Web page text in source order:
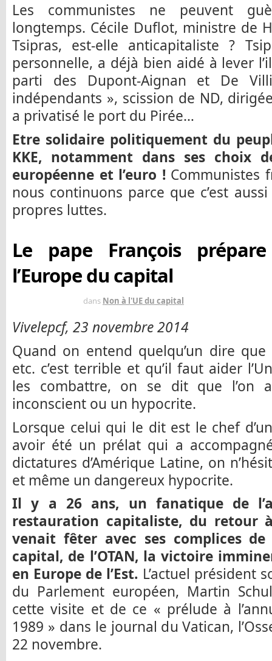
Les communistes ne peuvent
longtemps. Cécile Duflot, ministre de
Tsipras, est-elle anticapitaliste ?
personnelle, a déjà bien aidé à lever
parti des Dupont-Aignan et De
indépendants », scission de ND,
a privatisé le port du Pirée…
Etre solidaire politiquement du
KKE, notamment dans ses choix
européenne et l’euro ! Communistes
nous continuons parce que c’est
propres luttes.
Le pape François
l’Europe du capital
dans Non à l'UE du capital
Vivelepcf, 23 novembre 2014
Quand on entend quelqu’un dire
etc. c’est terrible et qu’il faut aider
les combattre, on se dit que
inconscient ou un hypocrite.
Lorsque celui qui le dit est le chef
avoir été un prélat qui a
dictatures d’Amérique Latine, on
et même un dangereux hypocrite.
Il y a 26 ans, un fanatique de
restauration capitaliste, du retour
venait fêter avec ses complices de
capital, de l’OTAN, la victoire
en Europe de l’Est. L’actuel président
du Parlement européen, Martin
cette visite et de ce « prélude à
1989 » dans le journal du Vatican,
22 novembre.